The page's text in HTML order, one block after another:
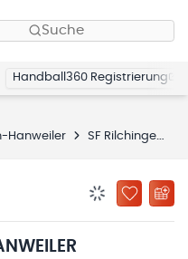
Suche
Handball360 Registrierung
Hanweiler SF Rilchingen-Hanweiler
ZU